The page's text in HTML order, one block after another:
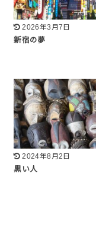
2026年3月7日
新宿の夢
2024年8月2日
黒い人